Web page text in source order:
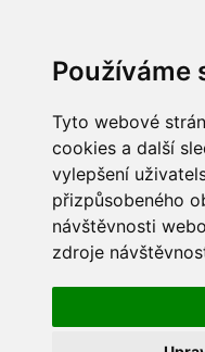
Používáme
Tyto webové
cookies a další
vylepšení
přizpůsobeného
návštěvnosti
zdroje